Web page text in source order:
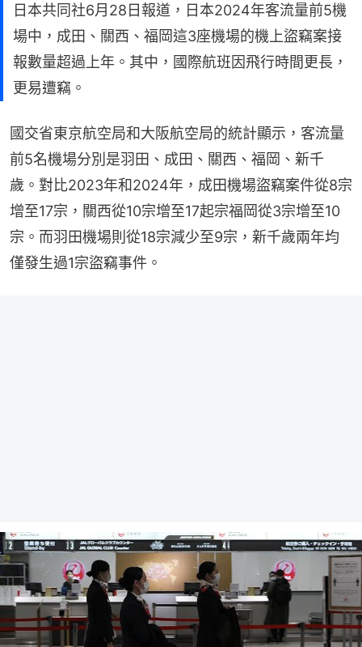
日本共同社6月28日報道，日本2024年客流量前5機
場中，成田、關西、福岡這3座機場的機上盜竊案接
報數量超過上年。其中，國際航班因飛行時間更長，
更易遭竊。
國交省東京航空局和大阪航空局的統計顯示，客流量
前5名機場分別是羽田、成田、關西、福岡、新千
歲。對比2023年和2024年，成田機場盜竊案件從8宗
增至17宗，關西從10宗增至17起宗福岡從3宗增至10
宗。而羽田機場則從18宗減少至9宗，新千歲兩年均
僅發生過1宗盜竊事件。